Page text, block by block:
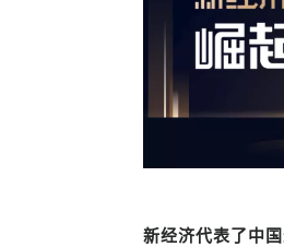
新经济代表了中